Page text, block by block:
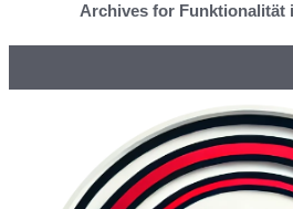
Archives for Funktionalität